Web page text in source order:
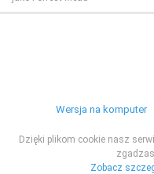
Wersja na komputer
Dzięki plikom cookie nasz
Zobacz